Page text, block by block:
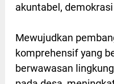
akuntabel,
Mewujudkan
komprehensif yang
berwawasan